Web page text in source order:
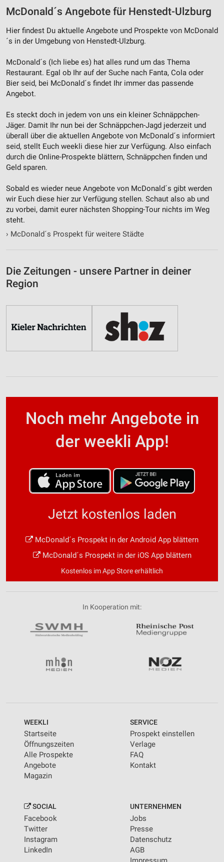
McDonald´s Angebote für Henstedt-Ulzburg
Hier findest Du aktuelle Angebote und Prospekte von McDonald
´s in der Umgebung von Henstedt-Ulzburg.
McDonald´s (Ich liebe es) hat alles rund um das Thema
Restaurant. Egal ob Ihr auf der Suche nach Fanta, Cola oder
Bier seid, bei McDonald´s findet Ihr immer das passende
Angebot.
Es steckt doch in jedem von uns ein kleiner Schnäppchen-
Jäger. Damit Ihr nun bei der Schnäppchen-Jagd jederzeit und
überall über die aktuellen Angebote von McDonald´s informiert
seid, stellt Euch weekli diese hier zur Verfügung. Also einfach
durch die Online-Prospekte blättern, Schnäppchen finden und
Geld sparen.
Sobald es wieder neue Angebote von McDonald´s gibt werden
wir Euch diese hier zur Verfügung stellen. Schaut also ab und
zu vorbei, damit eurer nächsten Shopping-Tour nichts im Weg
steht.
› McDonald´s Prospekt für weitere Städte
Die Zeitungen - unsere Partner in deiner
Region
Noch mehr Angebote in
der weekli App!
Jetzt kostenlos laden
McDonald´s Prospekt in der Android App blättern
McDonald´s Prospekt in der iOS App blättern
Kostenlos im App Store erhältlich
In Kooperation mit:
WEEKLI
Startseite
Öffnungszeiten
Alle Prospekte
Angebote
Magazin
SERVICE
Prospekt einstellen
Verlage
FAQ
Kontakt
SOCIAL
Facebook
Twitter
Instagram
LinkedIn
UNTERNEHMEN
Jobs
Presse
Datenschutz
AGB